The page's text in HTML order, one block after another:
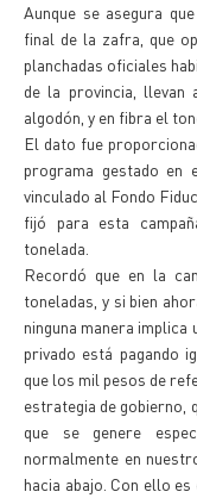
Aunque se asegura
final de la zafra, que
planchadas oficiales
de la provincia, llevan
algodón, y en fibra el
El dato fue
programa gestado en
vinculado al Fondo
fijó para esta
tonelada.
Recordó que en la
toneladas, y si bien
ninguna manera implica
privado está pagando
que los mil pesos de
estrategia de gobierno,
que se genere
normalmente en
hacia abajo. Con ello